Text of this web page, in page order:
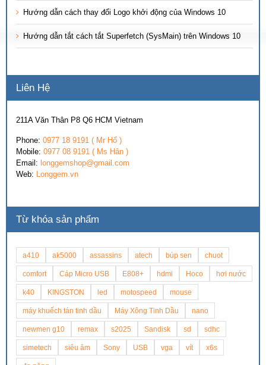
Hướng dẫn cách thay đổi Logo khởi động của Windows 10
Hướng dẫn tắt cách tắt Superfetch (SysMain) trên Windows 10
Liên Hệ
211A Văn Thân P8 Q6 HCM Vietnam
Phone: 0977 18 9191 ( Mr Hổ )
Mobile: 0977 08 9191 ( Ms Hân )
Email: longgemshop@gmail.com
Web:
Longgem.vn
Từ khóa sản phẩm
a410 ak5000 assassins atech búp sen chuot
comfort Cáp Micro USB E808+ hdmi Hoco hơi nước
k40 KINGSTON led motospeed mouse
máy khuếch tán tinh dầu Máy Xông Tinh Dầu nano
newmen g10 remax s2025 Sandisk sd sdhc
simetech siêu âm Sony USB vga vít x6s